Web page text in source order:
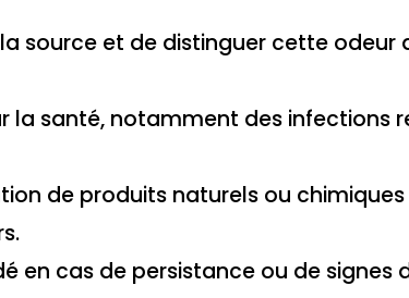
source et de distinguer cette odeur
la santé, notamment des infections
de produits naturels ou
en cas de persistance ou de signes